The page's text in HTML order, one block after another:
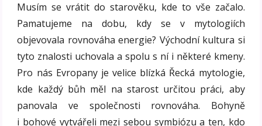
Musím se vrátit do starověku, kde to vše začalo.
Pamatujeme na dobu, kdy se v mytologiích
objevovala rovnováha energie? Východní kultura si
tyto znalosti uchovala a spolu s ní i některé kmeny.
Pro nás Evropany je velice blízká Řecká mytologie,
kde každý bůh měl na starost určitou práci, aby
panovala ve společnosti rovnováha. Bohyně
i bohové vytvářeli mezi sebou symbiózu a ten, kdo